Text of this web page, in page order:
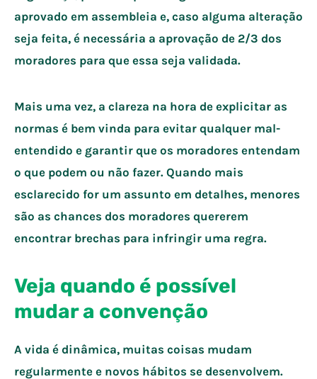
aprovado em assembleia e, caso alguma alteração
seja feita, é necessária a aprovação de 2/3 dos
moradores para que essa seja validada.
Mais uma vez, a clareza na hora de explicitar as
normas é bem vinda para evitar qualquer mal-
entendido e garantir que os moradores entendam
o que podem ou não fazer. Quando mais
esclarecido for um assunto em detalhes, menores
são as chances dos moradores quererem
encontrar brechas para infringir uma regra.
Veja quando é possível
mudar a convenção
A vida é dinâmica, muitas coisas mudam
regularmente e novos hábitos se desenvolvem.